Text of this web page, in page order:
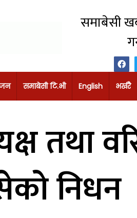
समाबेसी
समाबेसी टि.भी English भर्खरै
तथा
निधन